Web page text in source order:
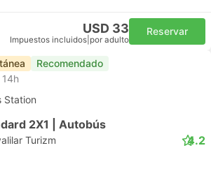
USD 33
Impuestos incluidos por adulto
Reservar
Recomendado
14h
Station
2X1 | Autobús
Turizm 4.2